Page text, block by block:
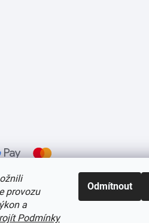
provozu
a
Podmínky
Odmítnout